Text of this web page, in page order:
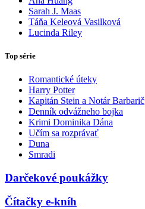
Sarah J. Maas
Táňa Keleová Vasilková
Lucinda Riley
Top série
Romantické úteky
Harry Potter
Kapitán Stein a Notár Barbarič
Denník odvážneho bojka
Krimi Dominika Dána
Učím sa rozprávať
Duna
Smradi
Darčekové poukážky
Čítačky e-kníh